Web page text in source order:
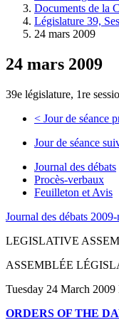
Documents de la
Législature 39,
24 mars 2009
24 mars 2009
39e législature, 1re
< Jour de séance
Jour de séance
Journal des débats
Procès-verbaux
Feuilleton et Avis
Journal des débats
LEGISLATIVE
ASSEMBLÉE
Tuesday 24 March
ORDERS OF THE